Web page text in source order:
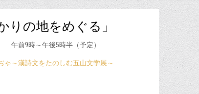
りの地をめぐる」
午前9時～午後5時半（予定）
ゃ～漢詩文をたのしむ五山文学展～